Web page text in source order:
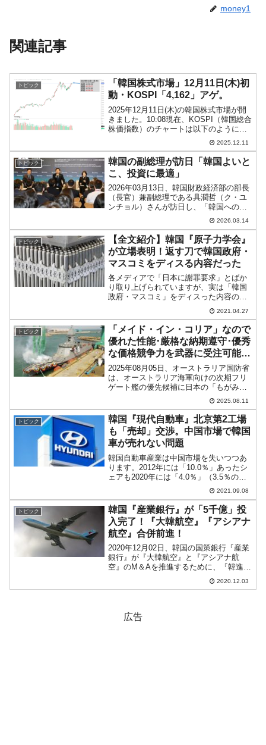
money1
関連記事
トピック
「韓国株式市場」12月11日(木)初
動・KOSPI「4,162」アゲ。
2025年12月11日(木)の韓国株式市場が開
きました。10:08現在、KOSPI（韓国総合
株価指数）のチャートは以下のようにな
『Investing.com』より引用）。上げ始ま
りですが、現在のところローソク足の実
体部...
2025.12.11
トピック
韓国の副総理が訪日「韓国よいと
こ、投資に最適」
2026年03月13日、韓国財政経済部の部長
（長官）兼副総理である具潤哲（ク・ユ
ンチョル）さんが訪日し、「韓国への投
資」を呼びかけるイベントに出席しまし
た。↑熱弁を振るう具潤哲（ク・ユンチョ
ル）さん。「韓国よいとこ、投資に最
適」というわけで...
2026.03.14
トピック
【全文紹介】韓国『原子力学会』
が立場表明！返す刀で韓国政府・
マスコミをディスる内容だった
各メディアで「日本に謝罪要求」とばか
り取り上げられていますが、実は「韓国
政府・マスコミ」をディスった内容の非
常に興味深い文書なのです。日本の福島
原発処理水の海洋への放流決定につい
て、韓国がかまびすしい状況になってお
ります。2021年04月2...
2021.04.27
トピック
「メイド・イン・コリア」なので
優れた性能･厳格な納期遵守･優秀
な価格競争力を武器に受注可能性
が高い ⇒ 豪州「いりません」
2025年08月05日、オーストラリア国防省
は、オーストラリア海軍向けの次期フリ
ゲート艦の優先候補に日本の「もがみ型
護衛艦（改良型）」を選定した――と発
表しました。これはオーストラリアの
「Sea 3000」として知られる国防装備プ
ロジェクト...
2025.08.11
トピック
韓国『現代自動車』北京第2工場
も「売却」交渉。中国市場で韓国
車が売れない問題
韓国自動車産業は中国市場を失いつつあ
ります。2012年には「10.0％」あったシ
ェアも2020年には「4.0％」（3.5％の統
計あり）まで下落しました。ここまで攻
勢をかけてきましたが、中国市場におけ
る韓国自動車の黄昏時が訪れたようで
す。↑2...
2021.09.08
トピック
韓国『産業銀行』が「5千億」投
入完了！『大韓航空』『アシアナ
航空』合併前進！
2020年12月02日、韓国の国策銀行『産業
銀行』が『大韓航空』と『アシアナ航
空』のM＆Aを推進するために、『韓進
KAL』の有償増資に応じ、最初の「5,000
億ウォン」の投入を完了しました。本件
2020.12.03
広告